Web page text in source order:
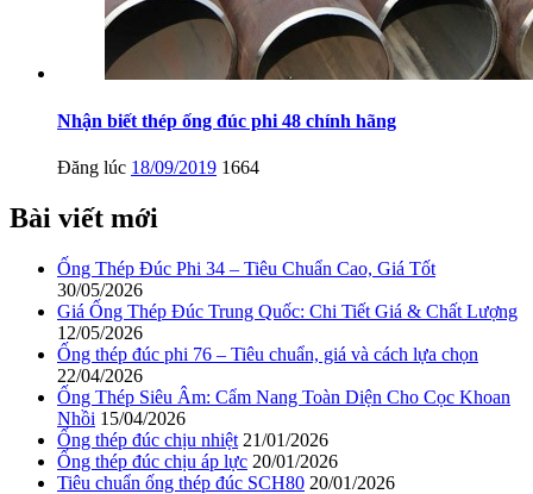
Nhận biết thép ống đúc phi 48 chính hãng
Đăng lúc 18/09/2019 1664
Bài viết mới
Ống Thép Đúc Phi 34 – Tiêu Chuẩn Cao, Giá Tốt
30/05/2026
Giá Ống Thép Đúc Trung Quốc: Chi Tiết Giá & Chất Lượng
12/05/2026
Ống thép đúc phi 76 – Tiêu chuẩn, giá và cách lựa chọn
22/04/2026
Ống Thép Siêu Âm: Cẩm Nang Toàn Diện Cho Cọc Khoan
Nhồi 15/04/2026
Ống thép đúc chịu nhiệt 21/01/2026
Ống thép đúc chịu áp lực 20/01/2026
Tiêu chuẩn ống thép đúc SCH80 20/01/2026